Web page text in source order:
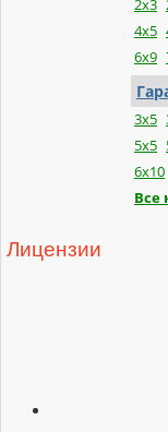
2x3
4x5
6x9
3x5
5x5
6x10
Все
Лицензии